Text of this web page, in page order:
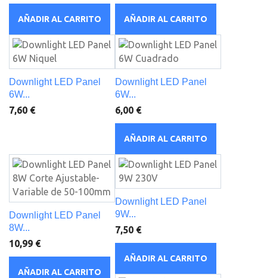
AÑADIR AL CARRITO AÑADIR AL CARRITO
Downlight LED Panel
6W...
7,60 €
Downlight LED Panel
6W...
6,00 €
AÑADIR AL CARRITO
Downlight LED Panel
8W...
10,99 €
AÑADIR AL CARRITO
Downlight LED Panel
9W...
7,50 €
AÑADIR AL CARRITO